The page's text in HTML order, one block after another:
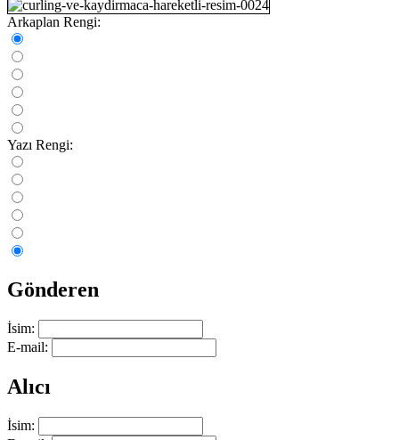
Arkaplan Rengi:
Yazı Rengi:
Gönderen
İsim:
E-mail:
Alıcı
İsim: